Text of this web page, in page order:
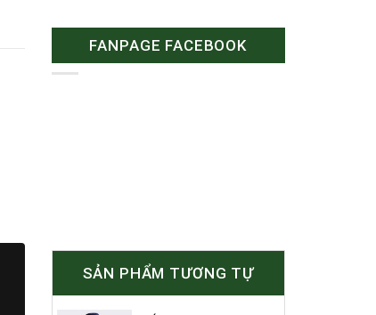
FANPAGE FACEBOOK
SẢN PHẨM TƯƠNG TỰ